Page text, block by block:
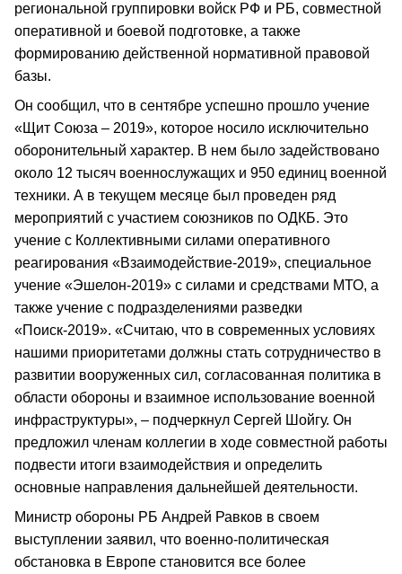
региональной группировки войск РФ и РБ, совместной
оперативной и боевой подготовке, а также
формированию действенной нормативной правовой
базы.
Он сообщил, что в сентябре успешно прошло учение
«Щит Союза – 2019», которое носило исключительно
оборонительный характер. В нем было задействовано
около 12 тысяч военнослужащих и 950 единиц военной
техники. А в текущем месяце был проведен ряд
мероприятий с участием союзников по ОДКБ. Это
учение с Коллективными силами оперативного
реагирования «Взаимодействие‑2019», специальное
учение «Эшелон‑2019» с силами и средствами МТО, а
также учение с подразделениями разведки
«Поиск-2019». «Считаю, что в современных условиях
нашими приоритетами должны стать сотрудничество в
развитии вооруженных сил, согласованная политика в
области обороны и взаимное использование военной
инфраструктуры», – подчеркнул Сергей Шойгу. Он
предложил членам коллегии в ходе совместной работы
подвести итоги взаимодействия и определить
основные направления дальнейшей деятельности.
Министр обороны РБ Андрей Равков в своем
выступлении заявил, что военно‑политическая
обстановка в Европе становится все более